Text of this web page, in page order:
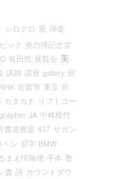
シロクロ 愛 揮毫
ック 炎の博記念堂
有田焼 展覧会 美
講師 講座 gallery 宿
NHK 佐賀市 東京
井
カタカナ
リフトコー
JA 中林梧竹
書道教室 417 サガン
ペン 習字 BMW
まえ情報便 手本 塾
書 詩 カウントダウ